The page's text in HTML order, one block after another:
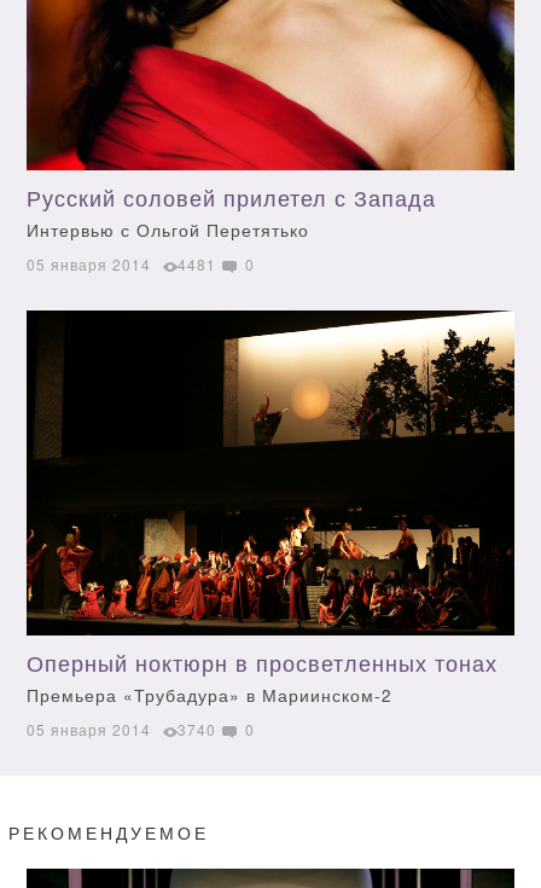
Русский соловей прилетел с Запада
Интервью с Ольгой Перетятько
05 января 2014 4481 0
Оперный ноктюрн в просветленных тонах
Премьера «Трубадура» в Мариинском-2
05 января 2014 3740 0
РЕКОМЕНДУЕМОЕ